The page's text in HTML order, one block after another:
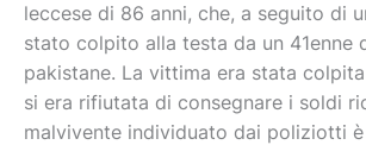
leccese di 86 anni, che, a seguito di
stato colpito alla testa da un 41enne
pakistane. La vittima era stata
si era rifiutata di consegnare i soldi
malvivente individuato dai poliziotti